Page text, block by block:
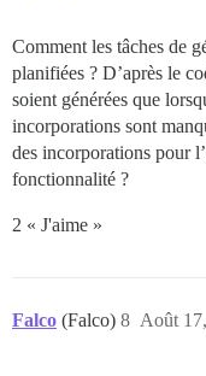
Comment les tâches de
planifiées ? D’après le
soient générées que
incorporations sont
des incorporations pour
fonctionnalité ?
2 « J'aime »
Falco (Falco) Août
8